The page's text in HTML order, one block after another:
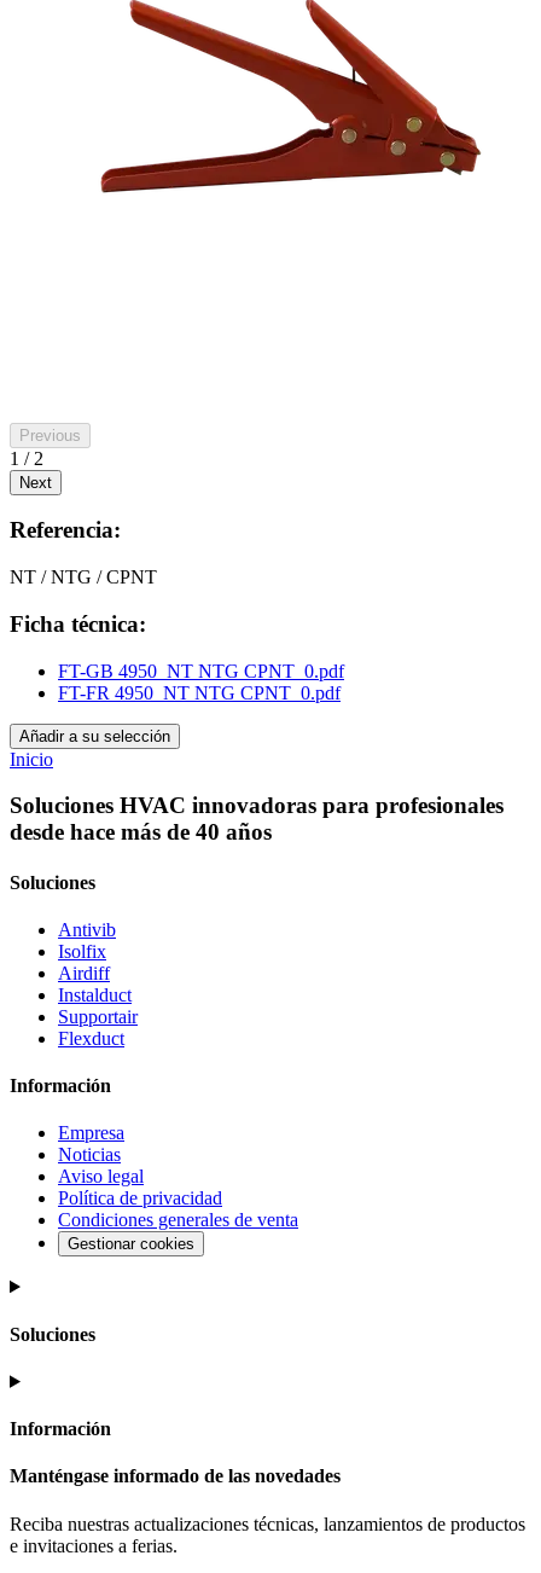
Previous
1 / 2
Next
Referencia:
NT / NTG / CPNT
Ficha técnica:
FT-GB 4950_NT NTG CPNT_0.pdf
FT-FR 4950_NT NTG CPNT_0.pdf
Añadir a su selección
Inicio
Soluciones HVAC innovadoras para profesionales
desde hace más de 40 años
Soluciones
Antivib
Isolfix
Airdiff
Instalduct
Supportair
Flexduct
Información
Empresa
Noticias
Aviso legal
Política de privacidad
Condiciones generales de venta
Gestionar cookies
Soluciones
Información
Manténgase informado de las novedades
Reciba nuestras actualizaciones técnicas, lanzamientos de productos
e invitaciones a ferias.